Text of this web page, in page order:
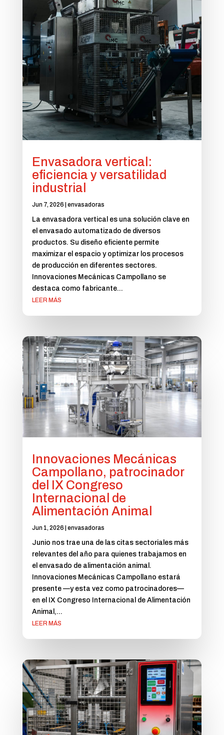
Envasadora vertical:
eficiencia y versatilidad
industrial
Jun 7, 2026 envasadoras
La envasadora vertical es una solución clave en
el envasado automatizado de diversos
productos. Su diseño eficiente permite
maximizar el espacio y optimizar los procesos
de producción en diferentes sectores.
Innovaciones Mecánicas Campollano se
destaca como fabricante...
LEER MÁS
Innovaciones Mecánicas
Campollano, patrocinador
del IX Congreso
Internacional de
Alimentación Animal
Jun 1, 2026 envasadoras
Junio nos trae una de las citas sectoriales más
relevantes del año para quienes trabajamos en
el envasado de alimentación animal.
Innovaciones Mecánicas Campollano estará
presente —y esta vez como patrocinadores—
en el IX Congreso Internacional de Alimentación
Animal,...
LEER MÁS